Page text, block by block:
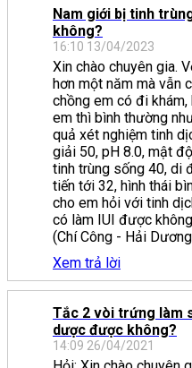
Nam giới bị tinh
không?
16:10 13/04/2023
Xin chào chuyên gia.
hơn một năm mà vẫn
chồng em có đi
em thì bình thường
quả xét nghiệm tinh
giải 50, pH 8.0, mật
tinh trùng sống 40, di
tiến tới 32, hình thái
cho em hỏi với tinh
có làm IUI được
(Chí Công - Hải
Xem trả lời
Tắc 2 vòi trứng làm
dược được không?
14:09 26/04/2021